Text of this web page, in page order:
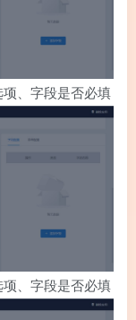
项、字段是否必填
项、字段是否必填